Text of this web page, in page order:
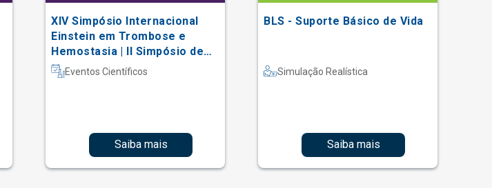
XIV Simpósio Internacional
Einstein em Trombose e
Hemostasia | II Simpósio de
Hematologia Laboratorial
Eventos Científicos
Saiba mais
BLS - Suporte Básico de Vida
Simulação Realística
Saiba mais